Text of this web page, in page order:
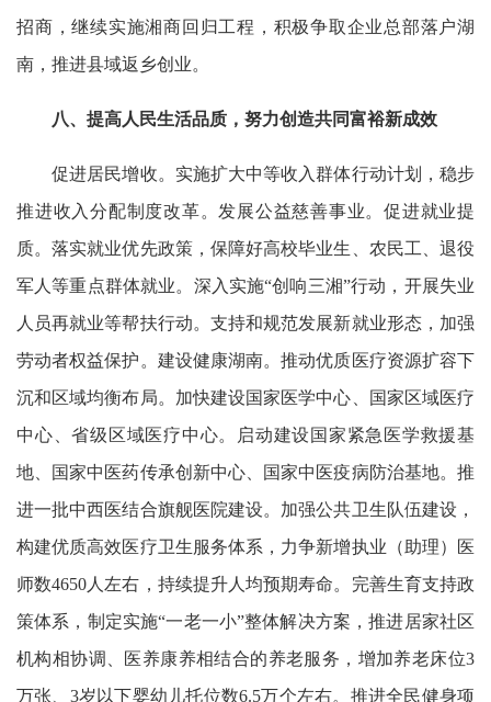
招商，继续实施湘商回归工程，积极争取企业总部落户湖
南，推进县域返乡创业。
八、提高人民生活品质，努力创造共同富裕新成效
促进居民增收。实施扩大中等收入群体行动计划，稳步
推进收入分配制度改革。发展公益慈善事业。促进就业提
质。落实就业优先政策，保障好高校毕业生、农民工、退役
军人等重点群体就业。深入实施“创响三湘”行动，开展失业
人员再就业等帮扶行动。支持和规范发展新就业形态，加强
劳动者权益保护。建设健康湖南。推动优质医疗资源扩容下
沉和区域均衡布局。加快建设国家医学中心、国家区域医疗
中心、省级区域医疗中心。启动建设国家紧急医学救援基
地、国家中医药传承创新中心、国家中医疫病防治基地。推
进一批中西医结合旗舰医院建设。加强公共卫生队伍建设，
构建优质高效医疗卫生服务体系，力争新增执业（助理）医
师数4650人左右，持续提升人均预期寿命。完善生育支持政
策体系，制定实施“一老一小”整体解决方案，推进居家社区
机构相协调、医养康养相结合的养老服务，增加养老床位3
万张、3岁以下婴幼儿托位数6.5万个左右。推进全民健身项